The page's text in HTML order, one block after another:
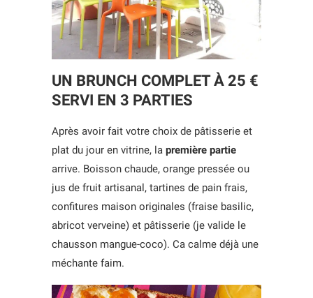
UN BRUNCH COMPLET À 25 €
SERVI EN 3 PARTIES
Après avoir fait votre choix de pâtisserie et
plat du jour en vitrine, la première partie
arrive. Boisson chaude, orange pressée ou
jus de fruit artisanal, tartines de pain frais,
confitures maison originales (fraise basilic,
abricot verveine) et pâtisserie (je valide le
chausson mangue-coco). Ca calme déjà une
méchante faim.